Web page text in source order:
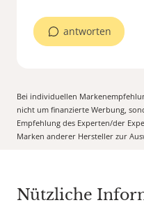
antworten
Bei individuellen
nicht um finanzierte Werbung,
Empfehlung des Experten/der
Marken anderer Hersteller zur
Nützliche